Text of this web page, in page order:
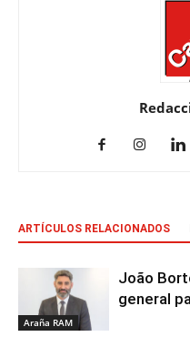
ARTÍCULOS RELACIONADOS
Araña RAM
João
general